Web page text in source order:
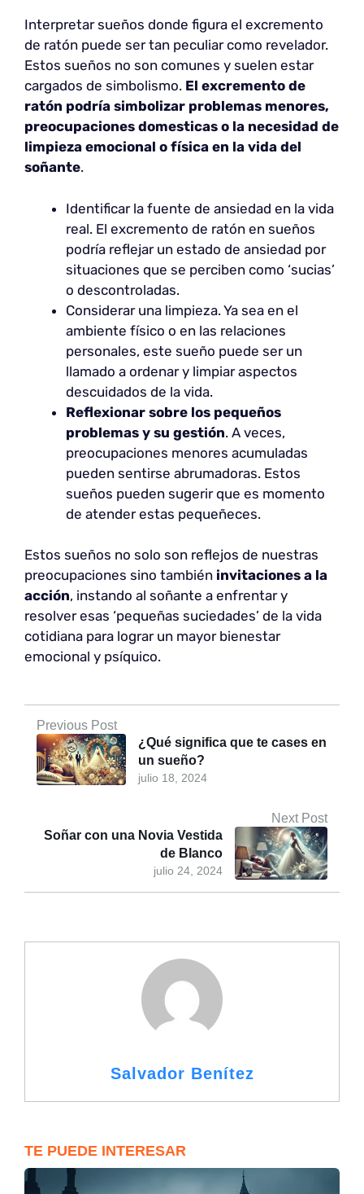
Interpretar sueños donde figura el excremento
de ratón puede ser tan peculiar como revelador.
Estos sueños no son comunes y suelen estar
cargados de simbolismo. El excremento de
ratón podría simbolizar problemas menores,
preocupaciones domesticas o la necesidad de
limpieza emocional o física en la vida del
soñante.
Identificar la fuente de ansiedad en la vida
real. El excremento de ratón en sueños
podría reflejar un estado de ansiedad por
situaciones que se perciben como ‘sucias’
o descontroladas.
Considerar una limpieza. Ya sea en el
ambiente físico o en las relaciones
personales, este sueño puede ser un
llamado a ordenar y limpiar aspectos
descuidados de la vida.
Reflexionar sobre los pequeños
problemas y su gestión. A veces,
preocupaciones menores acumuladas
pueden sentirse abrumadoras. Estos
sueños pueden sugerir que es momento
de atender estas pequeñeces.
Estos sueños no solo son reflejos de nuestras
preocupaciones sino también invitaciones a la
acción, instando al soñante a enfrentar y
resolver esas ‘pequeñas suciedades’ de la vida
cotidiana para lograr un mayor bienestar
emocional y psíquico.
Previous Post
julio 18, 2024
¿Qué significa que te cases en
un sueño?
Next Post
julio 24, 2024
Soñar con una Novia Vestida
de Blanco
Salvador Benítez
TE PUEDE INTERESAR